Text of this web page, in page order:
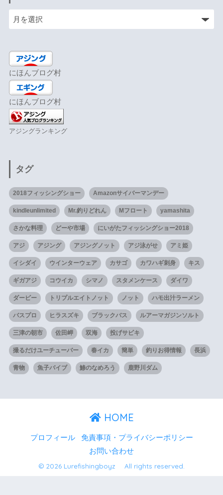
にほんブログ村
にほんブログ村
アジングランキング
タグ
2018フィッシングショー Amazonサイバーマンデー
kindleunlimited Mr.釣りどれん Mフロート yamashita
さかな料理 どーや市場 にいがたフィッシングショー2018
アジ アジング アジングノット アジ泳がせ アミ姫
イシダイ ウインターウェア カサゴ カワハギ刺身 キス
ギガアジ コウイカ シマノ スタメンケース ダイワ
ダービー トリプルエイトノット ノット ハモ出汁ラーメン
バスプロ ヒラスズキ ブラックバス ルアーマガジンソルト
三津の朝市 佐田岬 双海 投げサビキ
撮るだけユーチューバー 春イカ 簡単 釣りお得情報 長浜
青物 魚子バイブ 鯵のなめろう 鹿野川ダム
HOME
プロフィール
免責事項・プライバシーポリシー
お問い合わせ
© 2026 Lurefishingboyz All rights reserved.